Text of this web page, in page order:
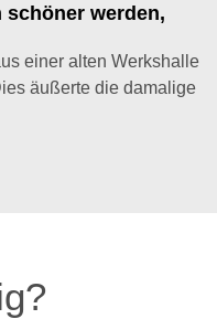
schöner werden,
einer alten Werkshalle
äußerte die damalige